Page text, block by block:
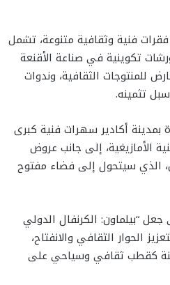
فنية وثقافية متنوعة، تشمل
تكوينية في صناعة الأقنعة
للمنتوجات الثقافية، وندوات
تثمينه.
أكادير سهرات فنية كبرى
الأمازيغية، إلى جانب عروض
الذي سيتحول إلى فضاء مفتوح
“بيلماون: الكرنفال الدولي
الحوار الثقافي والانفتاح،
كقطب ثقافي وسياحي على